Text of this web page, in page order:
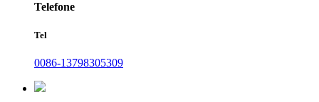
Telefone
Tel
0086-13798305309